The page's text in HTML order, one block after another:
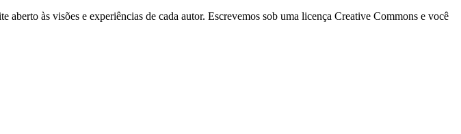
às visões e experiências de cada autor. Escrevemos sob uma licença Creative Commons e você